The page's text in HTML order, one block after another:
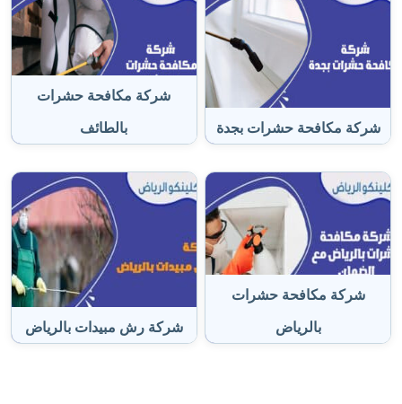
شركة مكافحة حشرات بجدة
شركة مكافحة حشرات
بالطائف
شركة مكافحة حشرات
بالرياض
شركة رش مبيدات بالرياض